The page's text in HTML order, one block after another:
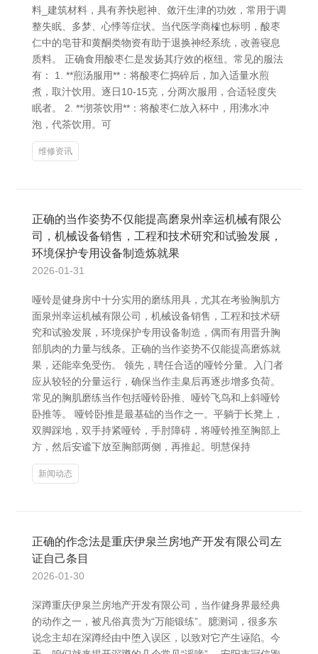
料_建筑材料，具有养快慰神、敛汗生津的功效，常用于调
整失眠、多梦、心悸等症状。当代医学商榷也标明，酸枣
仁中的皂苷和黄酮类物资有助于退换神经系统，改善寝息
质料。 正确食用酸枣仁是发扬其疗效的枢纽。常见的服法
有： 1. **煎汤服用**：将酸枣仁捣碎后，加入适量水煎
煮，取汁饮用。逐日10-15克，分两次服用，合适轻度失
眠者。 2. **沏茶饮用**：将酸枣仁放入杯中，用沸水冲
泡，代茶饮用。可
维修资讯
正确的当作姿势不仅能提高磨泉州幸运机械有限公
司，机械设备销售，工程和技术研究和试验发展，
环境保护专用设备制造炼就果
2026-01-31
哑铃是健身房中十分实用的磨练用具，尤其在考验胸肌方
面泉州幸运机械有限公司，机械设备销售，工程和技术研
究和试验发展，环境保护专用设备制造，偶而有用晋升胸
部肌肉的力量与线条。正确的当作姿势不仅能提高磨炼就
果，还能幸免受伤。 领先，聘任合适的哑铃分量。入门者
应从较轻的分量运行，确保当作圭臬后再逐步增多负荷。
常见的胸肌磨练当作包括哑铃卧推、哑铃飞鸟和上斜哑铃
卧推等。 哑铃卧推是最基础的当作之一。平躺于长凳上，
双脚踩地，双手持紧哑铃，手肘障碍，将哑铃推至胸部上
方，然后安谧下放至胸部两侧，再推起。明慧保持
新闻动态
正确的作念法是重庆伊泉兰房地产开发有限公司左
证自己条目
2026-01-30
深蹲重庆伊泉兰房地产开发有限公司，当作健身界最经典
的动作之一，被凡俗真贵为“万能锻练”。臆测词，很多东
说念主却在深蹲经由中堕入误区，以致对它产生诬陷。今